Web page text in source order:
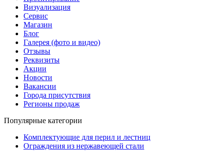
Визуализация
Сервис
Магазин
Блог
Галерея (фото и видео)
Отзывы
Реквизиты
Акции
Новости
Вакансии
Города присутствия
Регионы продаж
Популярные категории
Комплектующие для перил и лестниц
Ограждения из нержавеющей стали